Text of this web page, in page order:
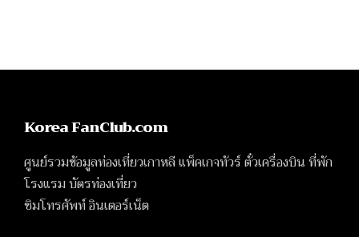
Korea FanClub.com
ศูนย์รวมข้อมูลท่องเที่ยวเกาหลี แพ็คเกจทัวร์ ตั๋วเครื่องบิน ที่พัก
โรงแรม บัตรท่องเที่ยว
ซิมโทรศัพท์ อินเตอร์เน็ต